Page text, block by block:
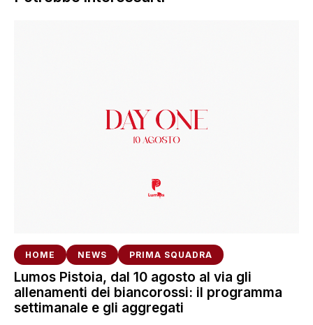
HOME NEWS PRIMA SQUADRA
Lumos Pistoia, dal 10 agosto al via gli
allenamenti dei biancorossi: il programma
settimanale e gli aggregati